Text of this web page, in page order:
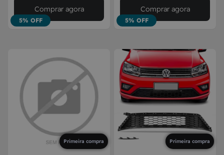
5% OFF
Comprar agora
5% OFF
Comprar agora
Primeira compra Primeira compra